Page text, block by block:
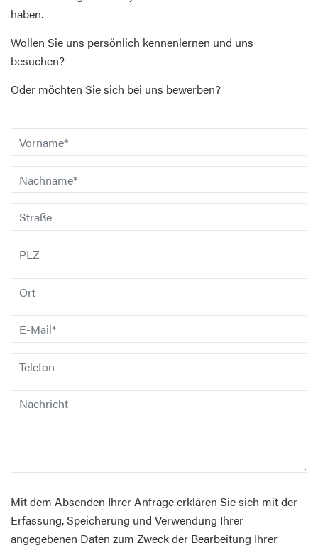
haben.
Wollen Sie uns persönlich kennenlernen und uns
besuchen?
Oder möchten Sie sich bei uns bewerben?
Mit dem Absenden Ihrer Anfrage erklären Sie sich mit der
Erfassung, Speicherung und Verwendung Ihrer
angegebenen Daten zum Zweck der Bearbeitung Ihrer